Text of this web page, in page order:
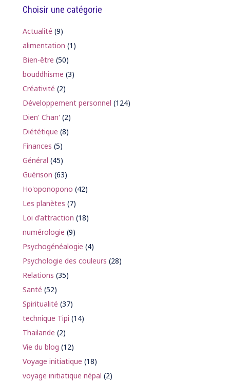
Choisir une catégorie
Actualité (9)
alimentation (1)
Bien-être (50)
bouddhisme (3)
Créativité (2)
Développement personnel (124)
Dien' Chan' (2)
Diététique (8)
Finances (5)
Général (45)
Guérison (63)
Ho'oponopono (42)
Les planètes (7)
Loi d'attraction (18)
numérologie (9)
Psychogénéalogie (4)
Psychologie des couleurs (28)
Relations (35)
Santé (52)
Spiritualité (37)
technique Tipi (14)
Thailande (2)
Vie du blog (12)
Voyage initiatique (18)
voyage initiatique népal (2)